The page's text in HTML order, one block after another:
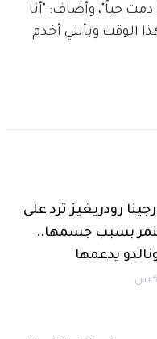
حياً"، وأضاف: "أنا
الوقت وبأنني أخدم
رودريغيز ترد على
بسبب جسمها..
يدعمها